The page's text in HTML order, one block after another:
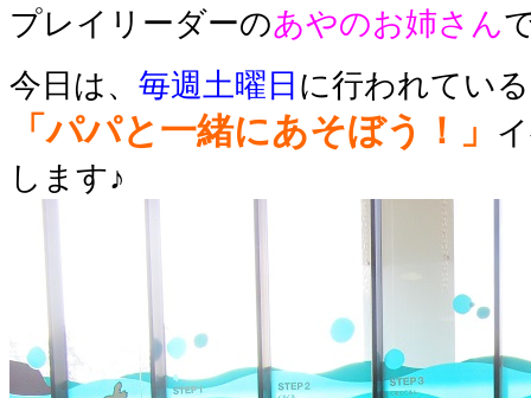
プレイリーダーのあやのお姉さん
今日は、 毎週土曜日 に行われている
「パパと一緒にあそぼう！」
します♪